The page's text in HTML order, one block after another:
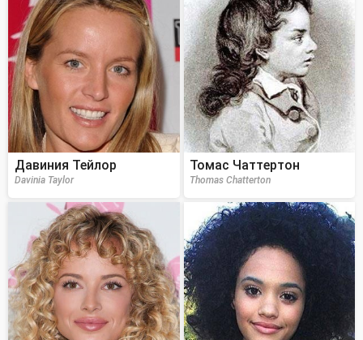
Давиния Тейлор
Davinia Taylor
Томас Чаттертон
Thomas Chatterton